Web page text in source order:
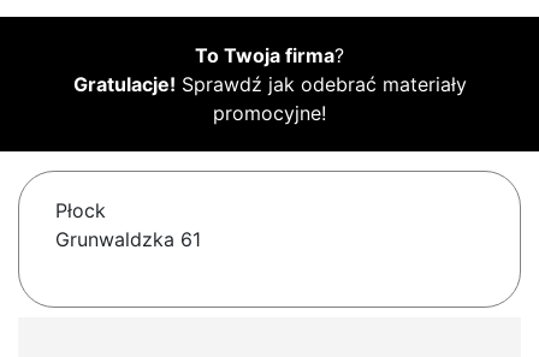
To Twoja firma?
Gratulacje! Sprawdź jak odebrać materiały
promocyjne!
Płock
Grunwaldzka 61